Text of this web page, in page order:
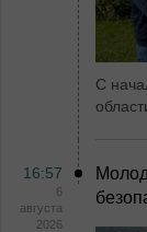
С
16:57
6
августа
2026